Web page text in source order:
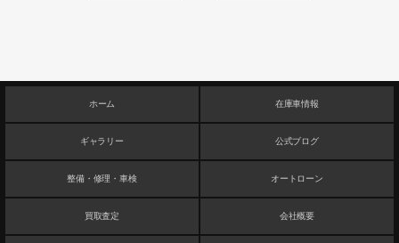
ホーム 在庫車情報
ギャラリー 公式ブログ
整備・修理・車検 オートローン
買取査定 会社概要